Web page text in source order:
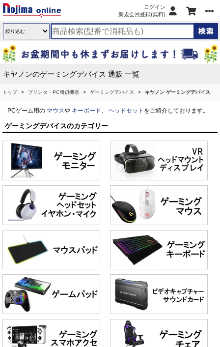
ログイン
新規会員登録(無料)
キヤノンのゲーミングデバイス 通販 一覧
トップ プリンタ・PC周辺機器 ゲーミングデバイス キヤノン ゲーミングデバイス
PCゲーム用の マウスや キーボード、 ヘッドセット をご紹介しております。
ゲーミングデバイスのカテゴリー